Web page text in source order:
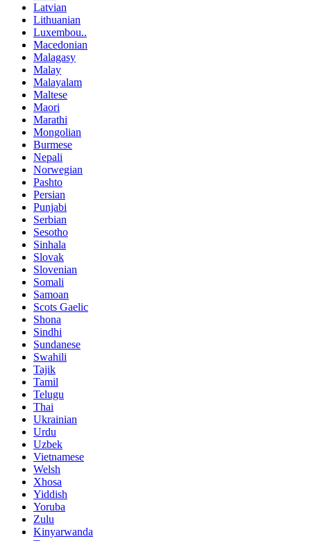
Latvian
Lithuanian
Luxembou..
Macedonian
Malagasy
Malay
Malayalam
Maltese
Maori
Marathi
Mongolian
Burmese
Nepali
Norwegian
Pashto
Persian
Punjabi
Serbian
Sesotho
Sinhala
Slovak
Slovenian
Somali
Samoan
Scots Gaelic
Shona
Sindhi
Sundanese
Swahili
Tajik
Tamil
Telugu
Thai
Ukrainian
Urdu
Uzbek
Vietnamese
Welsh
Xhosa
Yiddish
Yoruba
Zulu
Kinyarwanda